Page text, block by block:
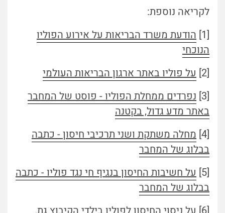
לקריאה נוספת:
[1]
הודעת משרד הבריאות על אירוע הפוליו
הנוכחי
[2]
על פוליו באתר ארגון הבריאות העולמי
[3]
נפרדים ממחלת הפוליו - פוסט של המחבר
באתר מדע גדול, בקטנה
[4]
מחלה משתקת ושני תרכיבי חיסון - כתבה
בבלוג של המחבר
[5]
על חשיבות החיסון בנגיף חי נגד פוליו - כתבה
בבלוג של המחבר